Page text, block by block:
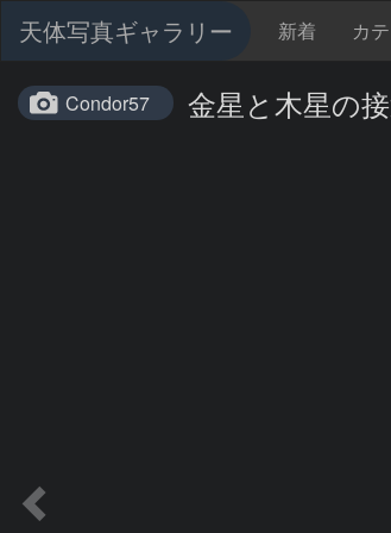
天体写真ギャラリー 新着 カ
Condor57 金星と木星の